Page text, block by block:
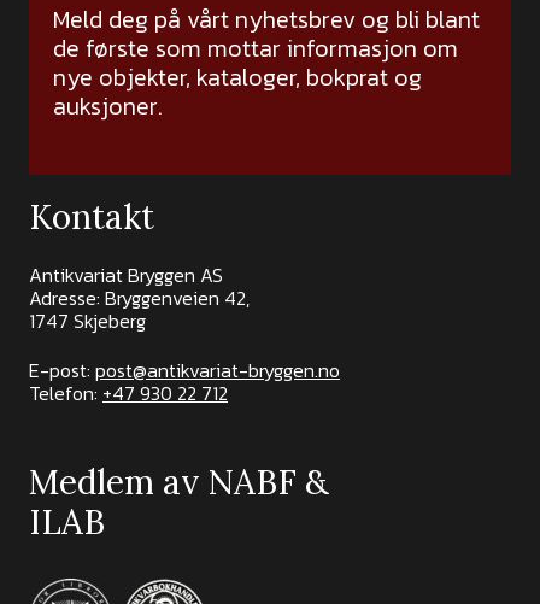
Meld deg på vårt nyhetsbrev og bli blant
de første som mottar informasjon om
nye objekter, kataloger, bokprat og
auksjoner.
Kontakt
Antikvariat Bryggen AS
Adresse: Bryggenveien 42,
1747 Skjeberg
E-post: post@antikvariat-bryggen.no
Telefon: +47 930 22 712
Medlem av NABF &
ILAB